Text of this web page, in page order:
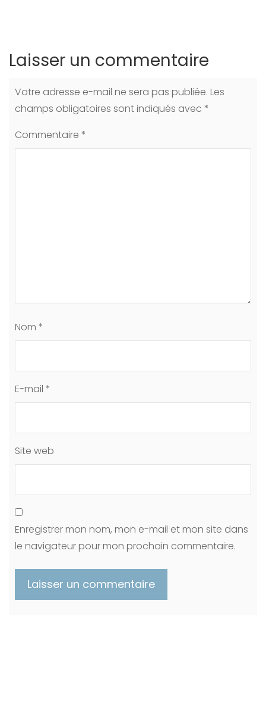
Laisser un commentaire
Votre adresse e-mail ne sera pas publiée. Les
champs obligatoires sont indiqués avec *
Commentaire *
Nom *
E-mail *
Site web
Enregistrer mon nom, mon e-mail et mon site dans
le navigateur pour mon prochain commentaire.